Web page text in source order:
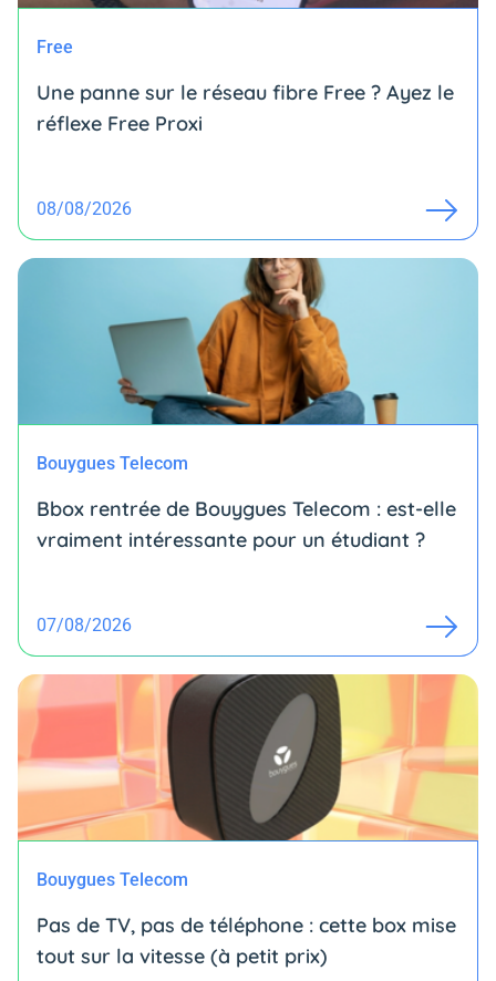
Free
Une panne sur le réseau fibre Free ? Ayez le
réflexe Free Proxi
08/08/2026
Bouygues Telecom
Bbox rentrée de Bouygues Telecom : est-elle
vraiment intéressante pour un étudiant ?
07/08/2026
Bouygues Telecom
Pas de TV, pas de téléphone : cette box mise
tout sur la vitesse (à petit prix)